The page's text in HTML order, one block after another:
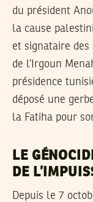
du président
la cause
et signataire des
de l’Irgoun
présidence
déposé une
la Fatiha pour
LE
DE
Depuis le 7